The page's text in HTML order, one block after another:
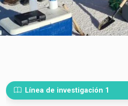
Línea de investigación 1